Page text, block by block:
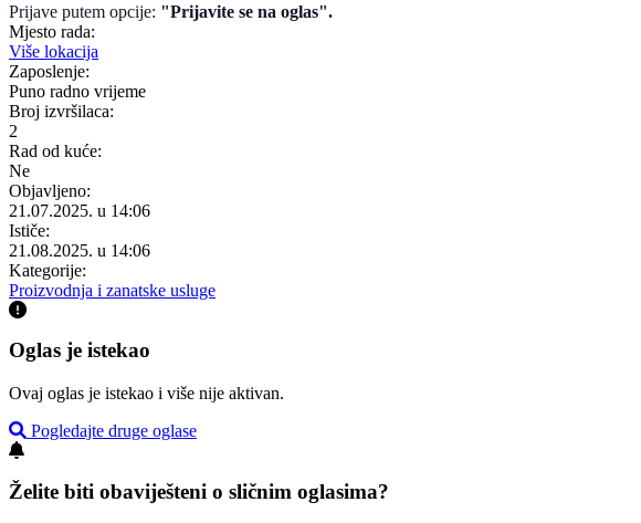
Prijave putem opcije: "Prijavite se na oglas".
Mjesto rada:
Više lokacija
Zaposlenje:
Puno radno vrijeme
Broj izvršilaca:
2
Rad od kuće:
Ne
Objavljeno:
21.07.2025. u 14:06
Ističe:
21.08.2025. u 14:06
Kategorije:
Proizvodnja i zanatske usluge
Oglas je istekao
Ovaj oglas je istekao i više nije aktivan.
Pogledajte druge oglase
Želite biti obaviješteni o sličnim oglasima?